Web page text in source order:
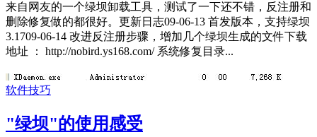
来自网友的一个绿坝卸载工具，测试了一下还不错，反注册和
删除修复做的都很好。更新日志09-06-13 首发版本，支持绿坝
3.1709-06-14 改进反注册步骤，增加几个绿坝生成的文件下载
地址 ： http://nobird.ys168.com/ 系统修复目录...
软件技巧
"绿坝"的使用感受